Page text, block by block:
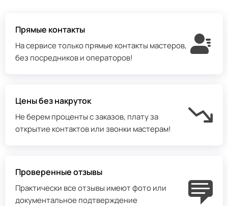
Прямые контакты
На сервисе только прямые контакты мастеров,
без посредников и операторов!
Цены без накруток
Не берем проценты с заказов, плату за
открытие контактов или звонки мастерам!
Проверенные отзывы
Практически все отзывы имеют фото или
документальное подтверждение